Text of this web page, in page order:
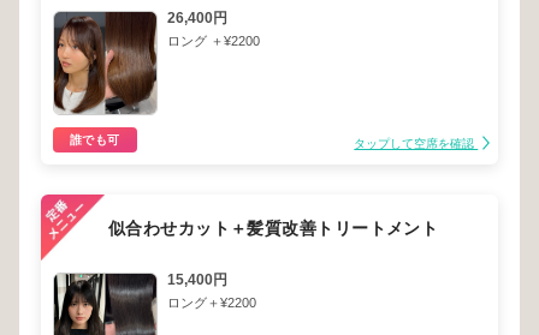
26,400円
ロング ＋¥2200
誰でも可 タップして空席を確認
似合わせカット＋髪質改善トリートメント
15,400円
ロング＋¥2200